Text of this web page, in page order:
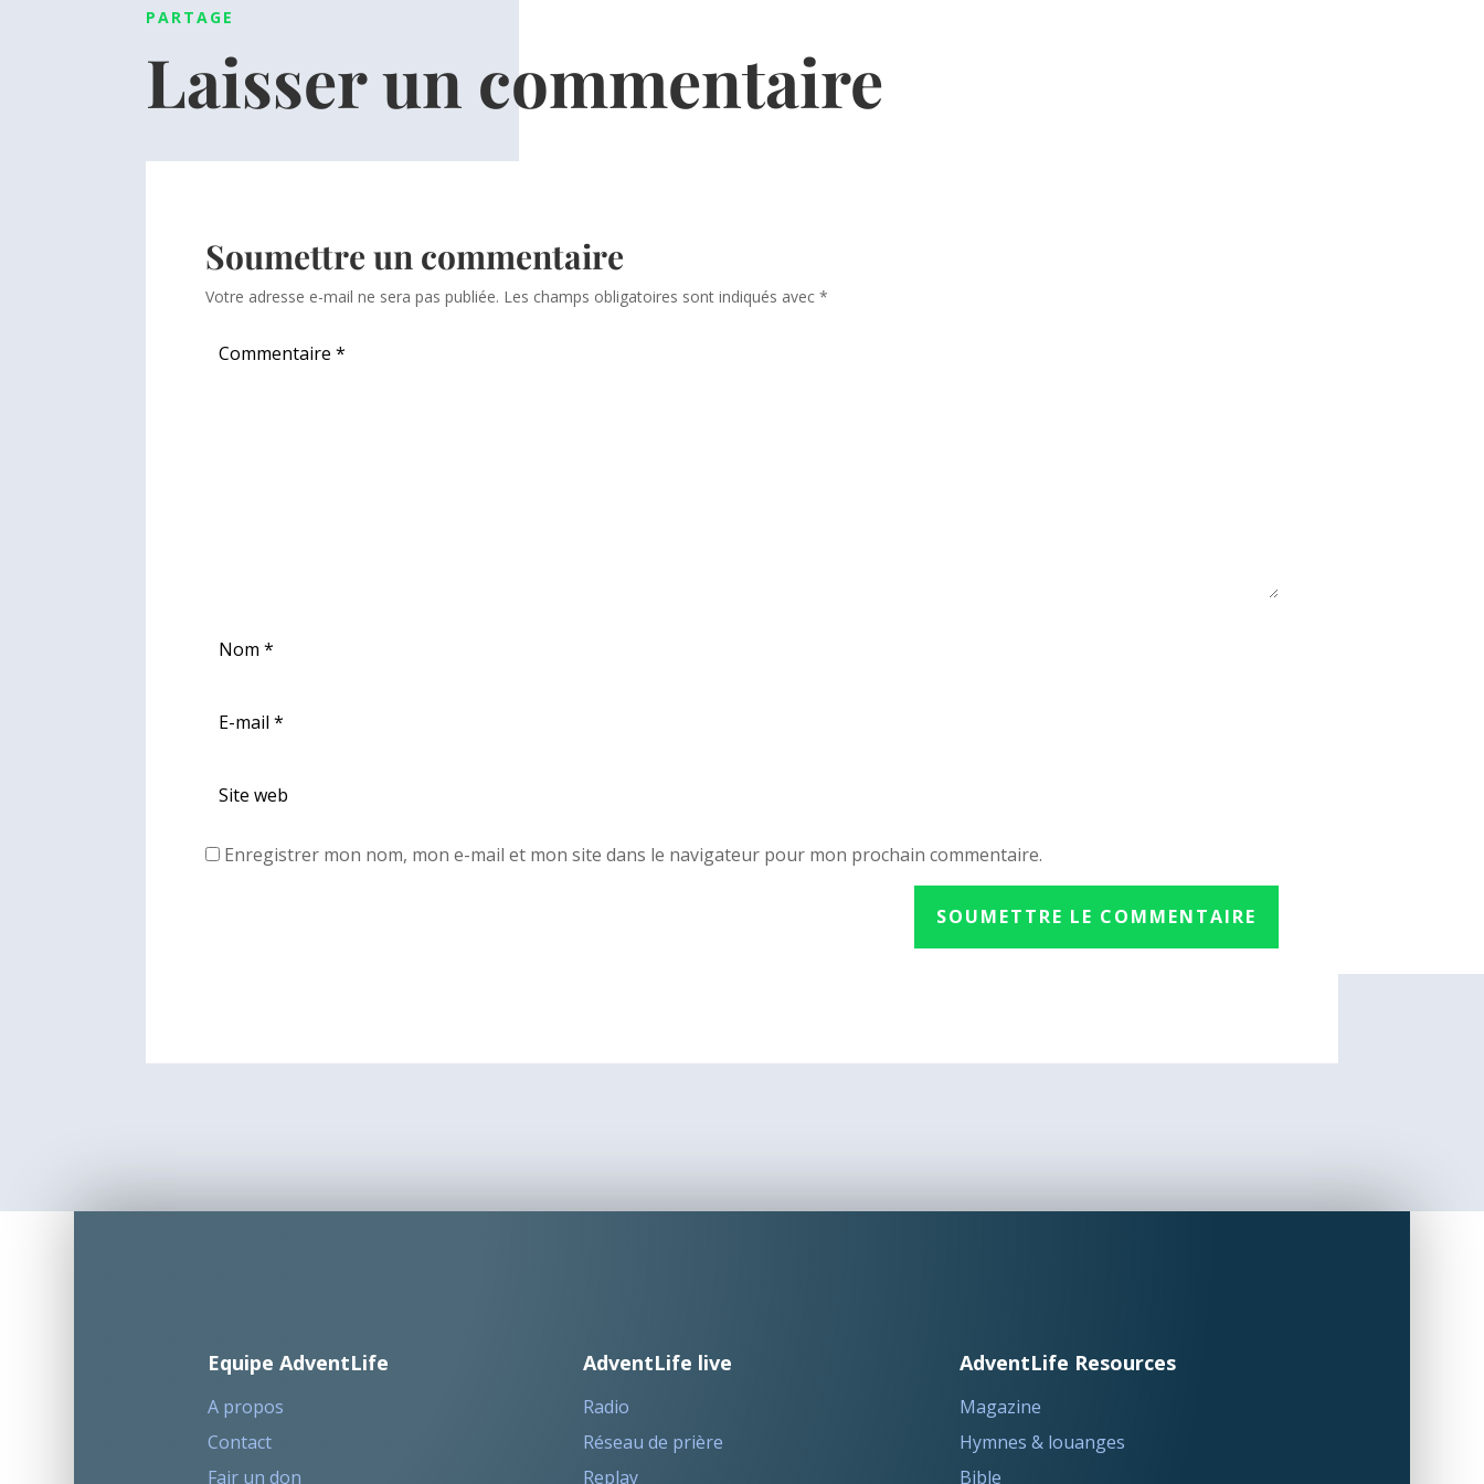
PARTAGE
Laisser un commentaire
Soumettre un commentaire
Votre adresse e-mail ne sera pas publiée. Les champs obligatoires sont indiqués avec *
Enregistrer mon nom, mon e-mail et mon site dans le navigateur pour mon prochain commentaire.
SOUMETTRE LE COMMENTAIRE
Equipe AdventLife
A propos
Contact
Fair un don
AdventLife live
Radio
Réseau de prière
Replay
AdventLife Resources
Magazine
Hymnes & louanges
Bible